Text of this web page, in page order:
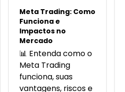
POPULARES
Meta Trading: Como
Funciona e
Impactos no
Mercado
📊 Entenda como o
Meta Trading
funciona, suas
vantagens, riscos e